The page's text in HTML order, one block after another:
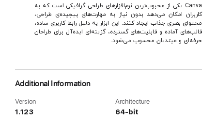
Canva یکی از محبوب‌ترین نرم‌افزارهای طراحی گرافیکی است که به
کاربران امکان می‌دهد بدون نیاز به مهارت‌های پیچیده‌ی طراحی،
محتوای بصری جذاب ایجاد کنند. این ابزار به دلیل رابط کاربری ساده،
قالب‌های آماده و قابلیت‌های گسترده، گزینه‌ای ایده‌آل برای طراحان
حرفه‌ای و مبتدیان محسوب می‌شود.
Additional Information
Version
1.123
Architecture
64-bit